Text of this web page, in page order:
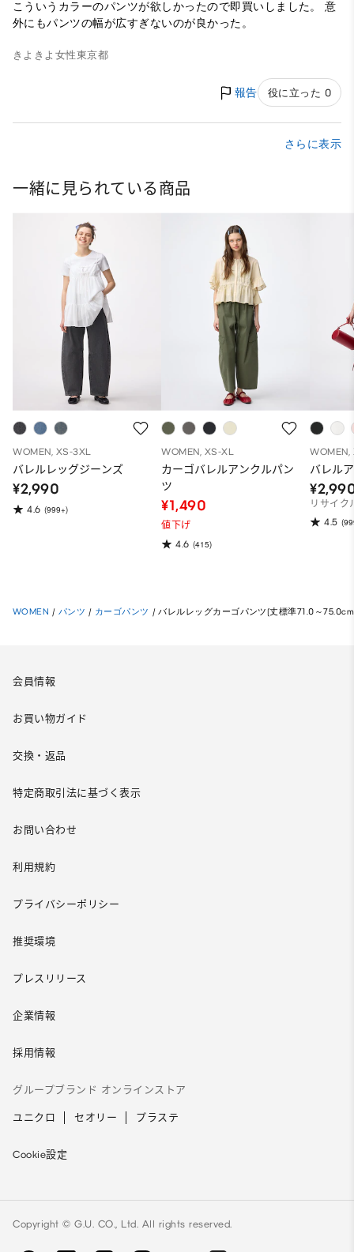
こういうカラーのパンツが欲しかったので即買いしました。 意
外にもパンツの幅が広すぎないのが良かった。
きよきよ 女性東京都
報告 役に立った 0
さらに表示
一緒に見られている商品
WOMEN, XS-3XL
バレルレッグジーンズ
¥2,990
4.6 (999+)
WOMEN, XS-XL
カーゴバレルアンクルパン
ツ
¥1,490
値下げ
4.6 (415)
WOMEN,
バレル
リサイク
4.5
WOMEN / パンツ / カーゴパンツ / バレルレッグカーゴパンツ(丈標準71.0～
会員情報
お買い物ガイド
交換・返品
特定商取引法に基づく表示
お問い合わせ
利用規約
プライバシーポリシー
推奨環境
プレスリリース
企業情報
採用情報
グループブランド オンラインストア
ユニクロ セオリー プラステ
Cookie設定
Copyright © G.U. CO., Ltd. All rights reserved.